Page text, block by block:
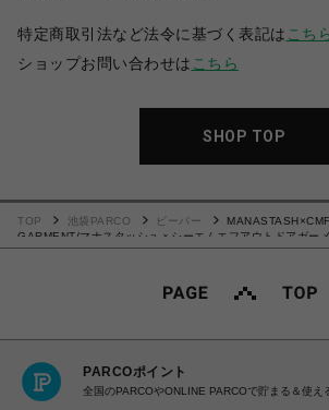
特定商取引法など法令に基づく表記は こち
ショップお問い合わせは こちら
SHOP TOP
TOP 池袋PARCO ビーバー
GARMENT/マナスタッシュｘシーエムエフアウトドアガ
ショーツ
PARCOポイント
全国のPARCOやONLINE PARCOで貯まる＆使え